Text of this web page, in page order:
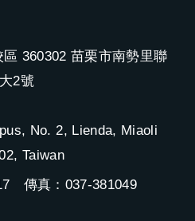
360302 苗栗市南勢里聯
大2號
No. 2, Lienda, Miaoli
Taiwan
傳真：037-381049